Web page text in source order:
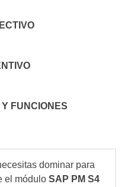
FUNCIONES
dominar para
el módulo SAP PM S4